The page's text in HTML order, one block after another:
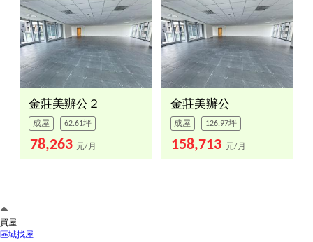
金莊美辦公２
成屋 62.61坪
78,263 元/月
金莊美辦公
成屋 126.97坪
158,713 元/月
買屋
區域找屋